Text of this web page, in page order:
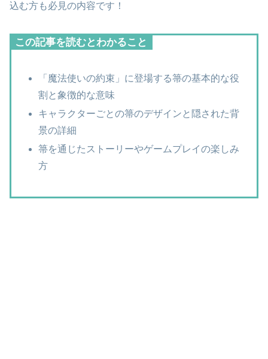
込む方も必見の内容です！
この記事を読むとわかること
「魔法使いの約束」に登場する箒の基本的な役
割と象徴的な意味
キャラクターごとの箒のデザインと隠された背
景の詳細
箒を通じたストーリーやゲームプレイの楽しみ
方